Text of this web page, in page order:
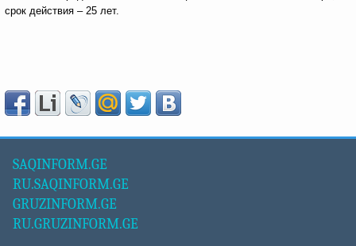
срок действия – 25 лет.
SAQINFORM.GE
RU.SAQINFORM.GE
GRUZINFORM.GE
RU.GRUZINFORM.GE